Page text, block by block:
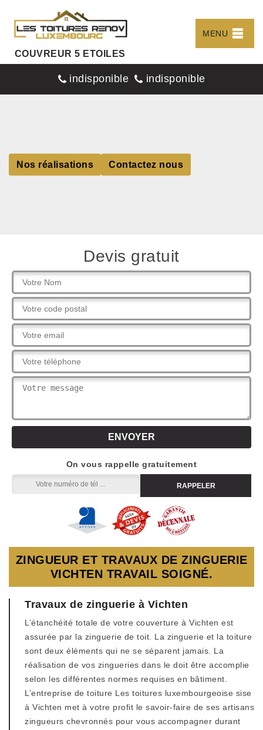
COUVREUR 5 ETOILES
MENU
indisponible indisponible
Nos réalisations Contactez nous
Devis gratuit
On vous rappelle gratuitement
ZINGUEUR ET TRAVAUX DE ZINGUERIE
VICHTEN TRAVAIL SOIGNÉ.
Travaux de zinguerie à Vichten
L’étanchéité totale de votre couverture à Vichten est
assurée par la zinguerie de toit. La zinguerie et la toiture
sont deux éléments qui ne se séparent jamais. La
réalisation de vos zingueries dans le doit être accomplie
selon les différentes normes requises en bâtiment.
L’entreprise de toiture Les toitures luxembourgeoise sise
à Vichten met à votre profit le savoir-faire de ses artisans
zingueurs chevronnés pour vous accompagner durant